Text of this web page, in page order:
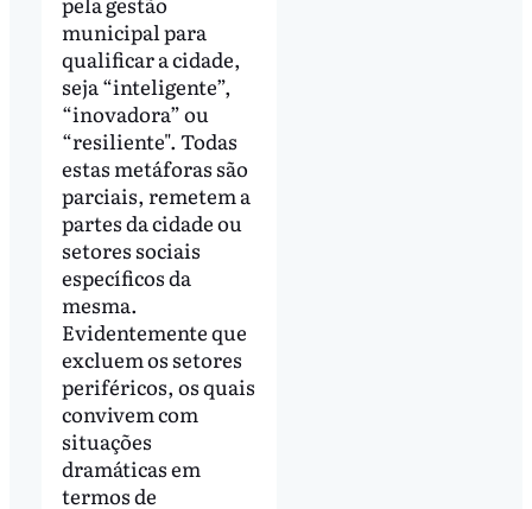
municipal para
qualificar a cidade,
seja “inteligente”,
“inovadora” ou
“resiliente". Todas
estas metáforas são
parciais, remetem a
partes da cidade ou
setores sociais
específicos da
mesma.
Evidentemente que
excluem os setores
periféricos, os quais
convivem com
situações
dramáticas em
termos de